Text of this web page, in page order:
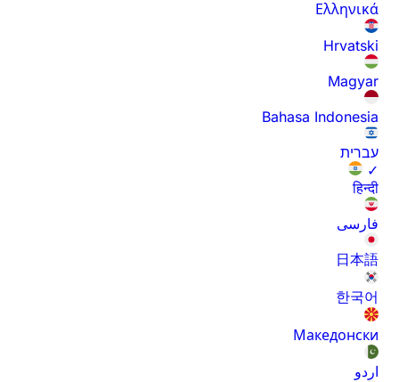
Ελληνικά
Hrvatski
Magyar
Bahasa Indonesia
עברית
✓
हिन्दी
فارسی
日本語
한국어
Македонски
اردو